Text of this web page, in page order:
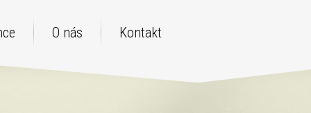
O nás Kontakt